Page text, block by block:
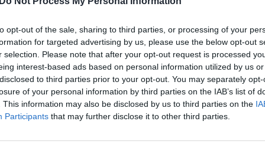
opt-out of the sale, sharing to third parties, or processing of your
for targeted advertising by us, please use the below opt-out
selection. Please note that after your opt-out request is processed
interest-based ads based on personal information utilized by us
to third parties prior to your opt-out. You may separately
of your personal information by third parties on the IAB’s list of
This information may also be disclosed by us to third parties on the
Participants that may further disclose it to other third parties.
milžiniškas rankas, laikančias Nigerijos
kultūrinį paveldą.
Lagosas paveldas Tapyba